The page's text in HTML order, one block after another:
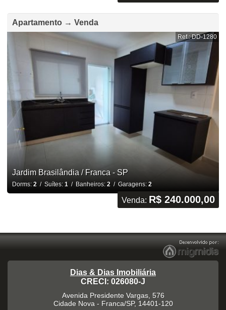
Apartamento → Venda
Ref.: DD-1280
Jardim Brasilândia / Franca - SP
Dorms: 2/ Suítes: 1 / Banheiros: 2/ Garagens: 2
Venda: R$ 240.000,00
Dias & Dias Imobiliária
CRECI: 026080-J
Avenida Presidente Vargas, 576
Cidade Nova - Franca/SP, 14401-120